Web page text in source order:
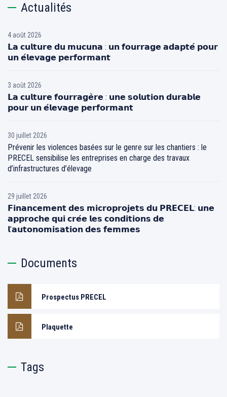
Actualités
4 août 2026
𝗟𝗮 𝗰𝘂𝗹𝘁𝘂𝗿𝗲 𝗱𝘂 𝗺𝘂𝗰𝘂𝗻𝗮 : 𝘂𝗻 𝗳𝗼𝘂𝗿𝗿𝗮𝗴𝗲 𝗮𝗱𝗮𝗽𝘁𝗲́ 𝗽𝗼𝘂𝗿
𝘂𝗻 𝗲́𝗹𝗲𝘃𝗮𝗴𝗲 𝗽𝗲𝗿𝗳𝗼𝗿𝗺𝗮𝗻𝘁
3 août 2026
𝗟𝗮 𝗰𝘂𝗹𝘁𝘂𝗿𝗲 𝗳𝗼𝘂𝗿𝗿𝗮𝗴𝗲̀𝗿𝗲 : 𝘂𝗻𝗲 𝘀𝗼𝗹𝘂𝘁𝗶𝗼𝗻 𝗱𝘂𝗿𝗮𝗯𝗹𝗲
𝗽𝗼𝘂𝗿 𝘂𝗻 𝗲́𝗹𝗲𝘃𝗮𝗴𝗲 𝗽𝗲𝗿𝗳𝗼𝗿𝗺𝗮𝗻𝘁
30 juillet 2026
Prévenir les violences basées sur le genre sur les chantiers : le
PRECEL sensibilise les entreprises en charge des travaux
d’infrastructures d’élevage
29 juillet 2026
𝗙𝗶𝗻𝗮𝗻𝗰𝗲𝗺𝗲𝗻𝘁 𝗱𝗲𝘀 𝗺𝗶𝗰𝗿𝗼𝗽𝗿𝗼𝗷𝗲𝘁𝘀 𝗱𝘂 𝗣𝗥𝗘𝗖𝗘𝗟: 𝘂𝗻𝗲
𝗮𝗽𝗽𝗿𝗼𝗰𝗵𝗲 𝗾𝘂𝗶 𝗰𝗿𝗲́𝗲 𝗹𝗲𝘀 𝗰𝗼𝗻𝗱𝗶𝘁𝗶𝗼𝗻𝘀 𝗱𝗲
𝗹’𝗮𝘂𝘁𝗼𝗻𝗼𝗺𝗶𝘀𝗮𝘁𝗶𝗼𝗻 𝗱𝗲𝘀 𝗳𝗲𝗺𝗺𝗲𝘀
Documents
Prospectus PRECEL
Plaquette
Tags